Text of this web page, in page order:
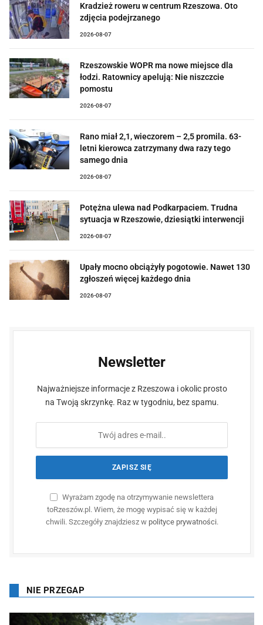
Kradzież roweru w centrum Rzeszowa. Oto
zdjęcia podejrzanego
2026-08-07
Rzeszowskie WOPR ma nowe miejsce dla
łodzi. Ratownicy apelują: Nie niszczcie
pomostu
2026-08-07
Rano miał 2,1, wieczorem – 2,5 promila. 63-
letni kierowca zatrzymany dwa razy tego
samego dnia
2026-08-07
Potężna ulewa nad Podkarpaciem. Trudna
sytuacja w Rzeszowie, dziesiątki interwencji
2026-08-07
Upały mocno obciążyły pogotowie. Nawet 130
zgłoszeń więcej każdego dnia
2026-08-07
Newsletter
Najważniejsze informacje z Rzeszowa i okolic prosto
na Twoją skrzynkę. Raz w tygodniu, bez spamu.
Wyrażam zgodę na otrzymywanie newslettera
toRzeszów.pl. Wiem, że mogę wypisać się w każdej
chwili. Szczegóły znajdziesz w polityce prywatności.
NIE PRZEGAP